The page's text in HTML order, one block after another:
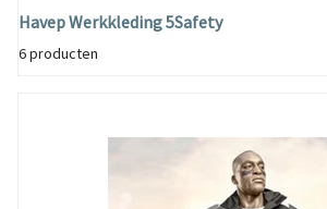
Havep Werkkleding 5Safety
6 producten